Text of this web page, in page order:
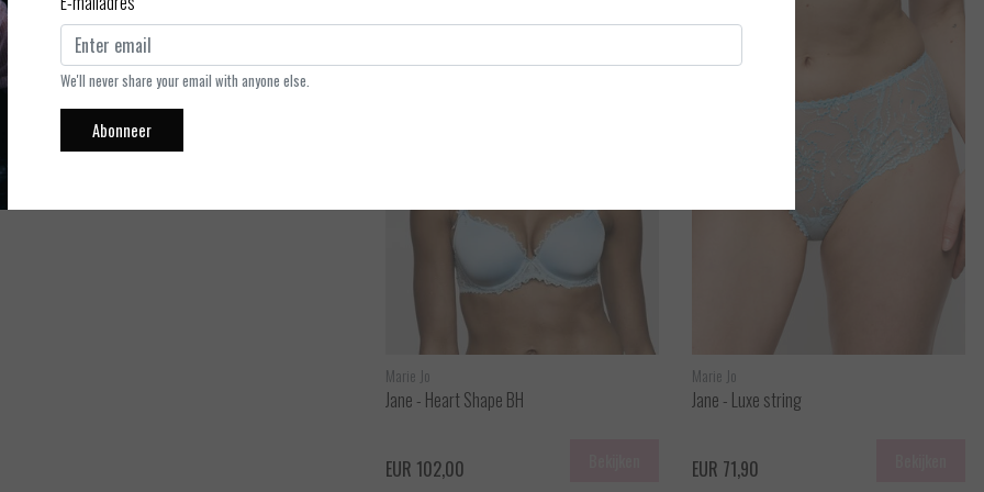
broderie. Past mooi bij de BH's uit de Jane serie van
bestelling. Style met de BH's van Jane in Milky Blue.
Marie Jo
Jane - Heart Shape BH
EUR 102,00
Marie Jo
Jane - Luxe string
EUR 71,90
We'll never share your email with anyone else.
Abonneer